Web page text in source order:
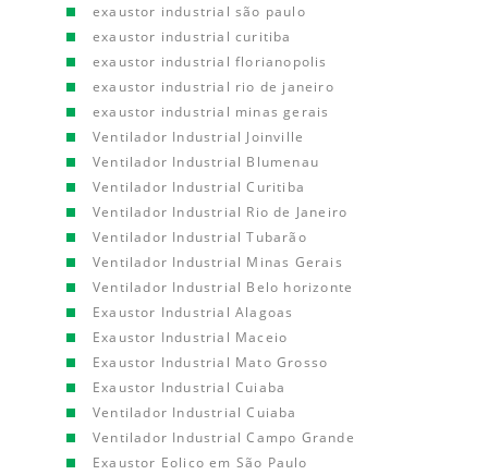
exaustor industrial são paulo
exaustor industrial curitiba
exaustor industrial florianopolis
exaustor industrial rio de janeiro
exaustor industrial minas gerais
Ventilador Industrial Joinville
Ventilador Industrial Blumenau
Ventilador Industrial Curitiba
Ventilador Industrial Rio de Janeiro
Ventilador Industrial Tubarão
Ventilador Industrial Minas Gerais
Ventilador Industrial Belo horizonte
Exaustor Industrial Alagoas
Exaustor Industrial Maceio
Exaustor Industrial Mato Grosso
Exaustor Industrial Cuiaba
Ventilador Industrial Cuiaba
Ventilador Industrial Campo Grande
Exaustor Eolico em São Paulo